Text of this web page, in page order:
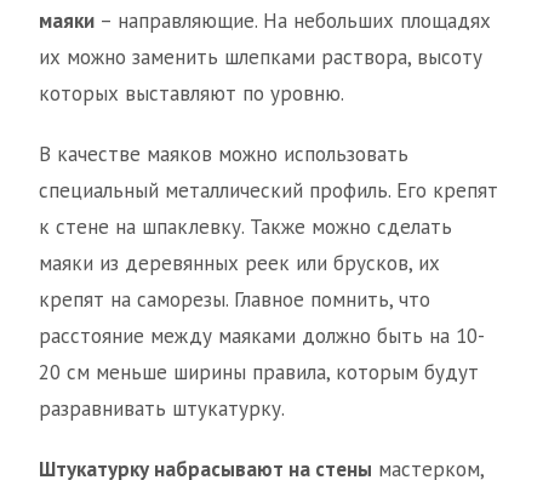
маяки – направляющие. На небольших площадях
их можно заменить шлепками раствора, высоту
которых выставляют по уровню.
В качестве маяков можно использовать
специальный металлический профиль. Его крепят
к стене на шпаклевку. Также можно сделать
маяки из деревянных реек или брусков, их
крепят на саморезы. Главное помнить, что
расстояние между маяками должно быть на 10-
20 см меньше ширины правила, которым будут
разравнивать штукатурку.
Штукатурку набрасывают на стены мастерком,